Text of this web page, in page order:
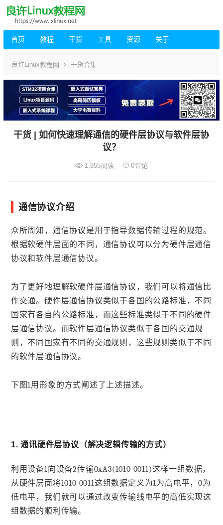
首页 教程 干货 工具 资源 关于
良许Linux教程网 干货合集
干货 | 如何快速理解通信的硬件层协议与软件层协
议？
1,855阅读 0评论
通信协议介绍
众所周知，通信协议是用于指导数据传输过程的规范。
根据软硬件层面的不同，通信协议可以分为硬件层通信
协议和软件层通信协议。
为了更好地理解软硬件层通信协议，我们可以将通信比
作交通。硬件层通信协议类似于各国的公路标准，不同
国家有各自的公路标准，而这些标准类似于不同的硬件
层通信协议。而软件层通信协议类似于各国的交通规
则，不同国家有不同的交通规则，这些规则类似于不同
的软件层通信协议。
下图1用形象的方式阐述了上述描述。
1. 通讯硬件层协议（解决逻辑传输的方式）
利用设备1向设备2传输0xA3(1010 0011)这样一组数据，
从硬件层面将1010 0011这组数据定义为1为高电平，0为
低电平，我们就可以通过改变传输线电平的高低实现这
组数据的顺利传输。